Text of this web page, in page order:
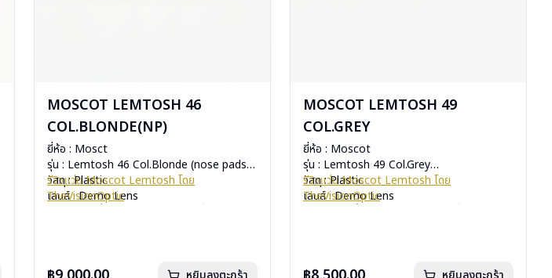
MOSCOT LEMTOSH 46
COL.BLONDE(NP)
ยี่ห้อ : Mosct
รุ่น : Lemtosh 46 Col.Blonde (nose pads)
วัสดุ : Plastic
เลนส์ : Demo Lens
รีวิวแว่น Moscot Lemtosh โดย
TheVisionOptic
MOSCOT LEMTOSH 49
COL.GREY
ยี่ห้อ : Moscot
รุ่น : Lemtosh 49 Col.Grey
วัสดุ : Plastic
เลนส์ : Demo Lens
รีวิวแว่น Moscot Lemtosh โดย
TheVisionOptic